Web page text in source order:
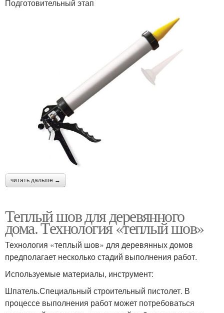
Подготовительный этап
читать дальше →
Теплый шов для деревянного
дома. Технология «теплый шов»
Технология «теплый шов» для деревянных домов
предполагает несколько стадий выполнения работ.
Используемые материалы, инструмент:
Шпатель.Специальный строительный пистолет. В
процессе выполнения работ может потребоваться